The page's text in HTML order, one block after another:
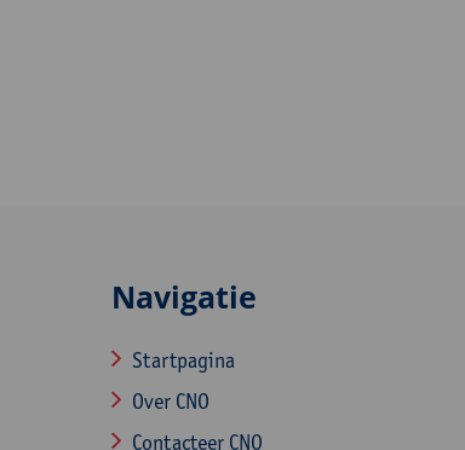
Navigatie
Startpagina
Over CNO
Contacteer CNO